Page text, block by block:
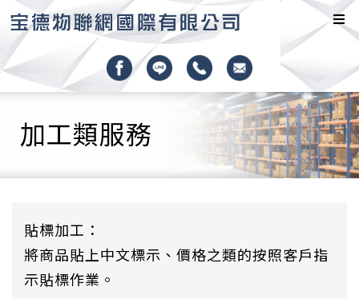
加工類服務
貼標加工：
將商品貼上中文標示、價格之類的按照客戶指
示貼標作業。